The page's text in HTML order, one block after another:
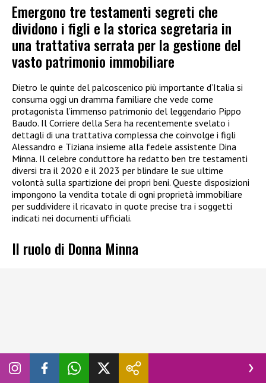
Emergono tre testamenti segreti che
dividono i figli e la storica segretaria in
una trattativa serrata per la gestione del
vasto patrimonio immobiliare
Dietro le quinte del palcoscenico più importante d’Italia si
consuma oggi un dramma familiare che vede come
protagonista l’immenso patrimonio del leggendario Pippo
Baudo. Il Corriere della Sera ha recentemente svelato i
dettagli di una trattativa complessa che coinvolge i figli
Alessandro e Tiziana insieme alla fedele assistente Dina
Minna. Il celebre conduttore ha redatto ben tre testamenti
diversi tra il 2020 e il 2023 per blindare le sue ultime
volontà sulla spartizione dei propri beni. Queste disposizioni
impongono la vendita totale di ogni proprietà immobiliare
per suddividere il ricavato in quote precise tra i soggetti
indicati nei documenti ufficiali.
Il ruolo di Donna Minna